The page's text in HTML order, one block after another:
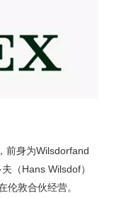
前身为Wilsdorfand
（Hans Wilsdof）
伦敦合伙经营。